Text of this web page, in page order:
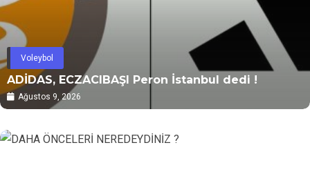
Voleybol
ADİDAS, ECZACIBAŞI Peron İstanbul dedi !
Ağustos 9, 2026